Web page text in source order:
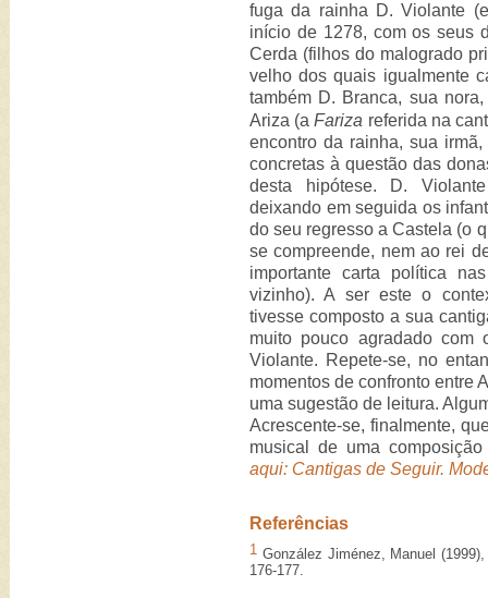
fuga da rainha D. Violante
início de 1278, com os seus
Cerda (filhos do malogrado
velho dos quais igualmente
também D. Branca, sua
Ariza (aFariza referida na
encontro da rainha, sua
concretas à questão das
desta hipótese. D.
deixando em seguida os
do seu regresso a Castela (o
se compreende, nem ao rei
importante carta política
vizinho). A ser este o
tivesse composto a sua
muito pouco agradado com
Violante. Repete-se, no
momentos de confronto entre
uma sugestão de leitura.
Acrescente-se, finalmente,
musical de uma
aqui: Cantigas de Seguir.
Referências
1 González Jiménez, Manuel
176-177.